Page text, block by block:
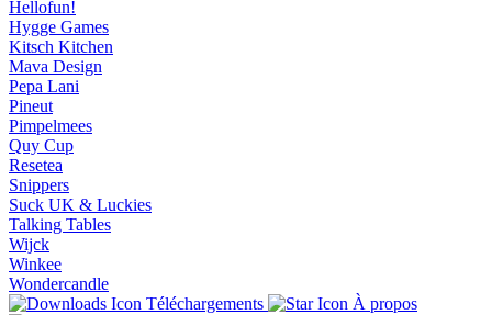
Hellofun!
Hygge Games
Kitsch Kitchen
Mava Design
Pepa Lani
Pineut
Pimpelmees
Quy Cup
Resetea
Snippers
Suck UK & Luckies
Talking Tables
Wijck
Winkee
Wondercandle
Téléchargements
À propos